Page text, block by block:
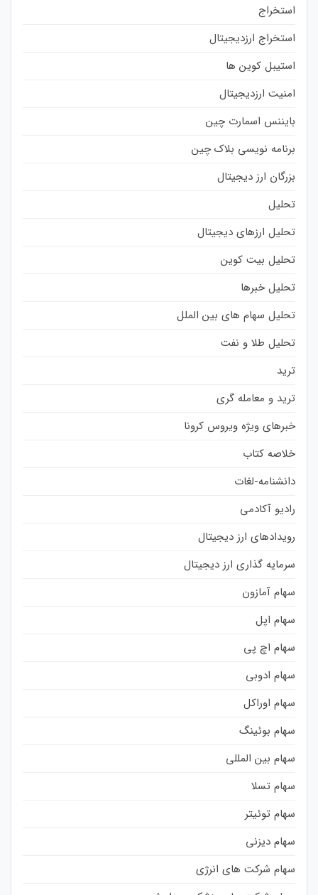
استخراج
استخراج ارزدیجیتال
استیبل کوین ها
امنیت ارزدیجیتال
بایننس اسمارت چین
برنامه نویسی بلاک چین
بزرگان ارز دیجیتال
تحلیل
تحلیل ارزهای دیجیتال
تحلیل بیت کوین
تحلیل خبرها
تحلیل سهام های بین الملل
تحلیل طلا و نفت
ترید
ترید و معامله گری
خبرهای ویژه ویروس کرونا
خلاصه کتاب
دانشنامه-لغات
رادیو آکادمی
رویدادهای ارز دیجیتال
سرمایه گذاری ارز دیجیتال
سهام آمازون
سهام اپل
سهام اچ پی
سهام ادوبی
سهام اوراکل
سهام بوئینگ
سهام بین المللی
سهام تسلا
سهام توئیتر
سهام دیزنی
سهام شرکت های انرژی